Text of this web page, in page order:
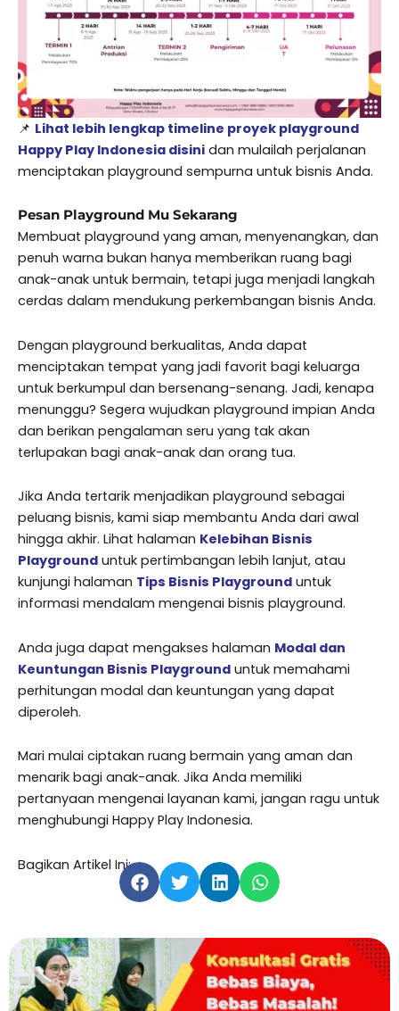
📌 Lihat lebih lengkap timeline proyek playground
Happy Play Indonesia disini dan mulailah perjalanan
menciptakan playground sempurna untuk bisnis Anda.
Pesan Playground Mu Sekarang
Membuat playground yang aman, menyenangkan, dan
penuh warna bukan hanya memberikan ruang bagi
anak-anak untuk bermain, tetapi juga menjadi langkah
cerdas dalam mendukung perkembangan bisnis Anda.
Dengan playground berkualitas, Anda dapat
menciptakan tempat yang jadi favorit bagi keluarga
untuk berkumpul dan bersenang-senang. Jadi, kenapa
menunggu? Segera wujudkan playground impian Anda
dan berikan pengalaman seru yang tak akan
terlupakan bagi anak-anak dan orang tua.
Jika Anda tertarik menjadikan playground sebagai
peluang bisnis, kami siap membantu Anda dari awal
hingga akhir. Lihat halaman Kelebihan Bisnis
Playground untuk pertimbangan lebih lanjut, atau
kunjungi halaman Tips Bisnis Playground untuk
informasi mendalam mengenai bisnis playground.
Anda juga dapat mengakses halaman Modal dan
Keuntungan Bisnis Playground untuk memahami
perhitungan modal dan keuntungan yang dapat
diperoleh.
Mari mulai ciptakan ruang bermain yang aman dan
menarik bagi anak-anak. Jika Anda memiliki
pertanyaan mengenai layanan kami, jangan ragu untuk
menghubungi Happy Play Indonesia.
Bagikan Artikel Ini: